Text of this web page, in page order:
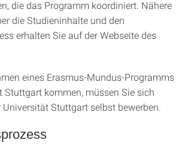
die das Programm koordiniert. Nähere
die Studieninhalte und den
erhalten Sie auf der Webseite des
eines Erasmus-Mundus-Programms
Stuttgart kommen, müssen Sie sich
Stuttgart selbst bewerben.